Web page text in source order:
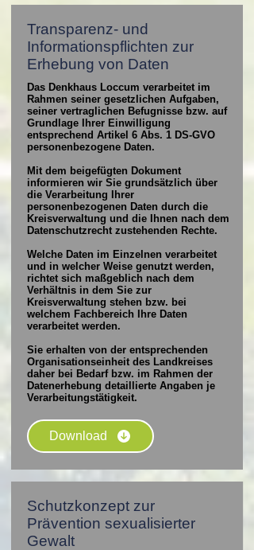
Transparenz- und
Informationspflichten zur
Erhebung von Daten
Das Denkhaus Loccum verarbeitet im
Rahmen seiner gesetzlichen Aufgaben,
seiner vertraglichen Befugnisse bzw. auf
Grundlage Ihrer Einwilligung
entsprechend Artikel 6 Abs. 1 DS-GVO
personenbezogene Daten.
Mit dem beigefügten Dokument
informieren wir Sie grundsätzlich über
die Verarbeitung Ihrer
personenbezogenen Daten durch die
Kreisverwaltung und die Ihnen nach dem
Datenschutzrecht zustehenden Rechte.
Welche Daten im Einzelnen verarbeitet
und in welcher Weise genutzt werden,
richtet sich maßgeblich nach dem
Verhältnis in dem Sie zur
Kreisverwaltung stehen bzw. bei
welchem Fachbereich Ihre Daten
verarbeitet werden.
Sie erhalten von der entsprechenden
Organisationseinheit des Landkreises
daher bei Bedarf bzw. im Rahmen der
Datenerhebung detaillierte Angaben je
Verarbeitungstätigkeit.
Download
Schutzkonzept zur
Prävention sexualisierter
Gewalt